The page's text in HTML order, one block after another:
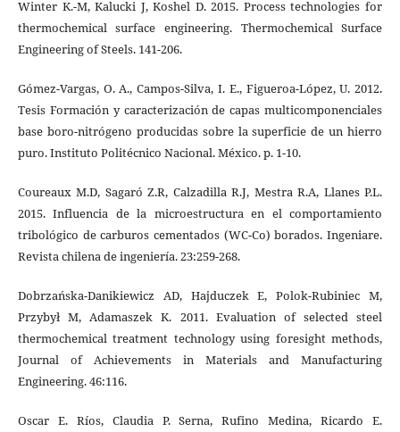
Winter K.-M, Kalucki J, Koshel D. 2015. Process technologies for
thermochemical surface engineering. Thermochemical Surface
Engineering of Steels. 141-206.
Gómez-Vargas, O. A., Campos-Silva, I. E., Figueroa-López, U. 2012.
Tesis Formación y caracterización de capas multicomponenciales
base boro-nitrógeno producidas sobre la superficie de un hierro
puro. Instituto Politécnico Nacional. México. p. 1-10.
Coureaux M.D, Sagaró Z.R, Calzadilla R.J, Mestra R.A, Llanes P.L.
2015. Influencia de la microestructura en el comportamiento
tribológico de carburos cementados (WC-Co) borados. Ingeniare.
Revista chilena de ingeniería. 23:259-268.
Dobrzańska-Danikiewicz AD, Hajduczek E, Polok-Rubiniec M,
Przybył M, Adamaszek K. 2011. Evaluation of selected steel
thermochemical treatment technology using foresight methods,
Journal of Achievements in Materials and Manufacturing
Engineering. 46:116.
Oscar E. Ríos, Claudia P. Serna, Rufino Medina, Ricardo E.